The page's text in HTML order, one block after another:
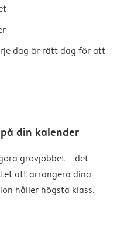
dag är rätt dag för att
din kalender
grovjobbet – det
att arrangera dina
håller högsta klass.